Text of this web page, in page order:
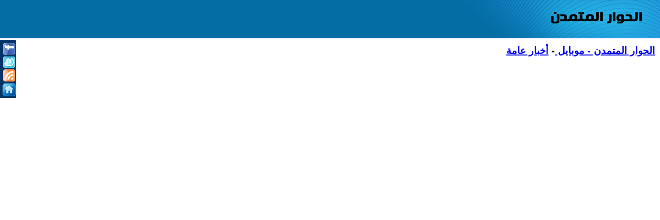
الحوار المتمدن - موبايل - أخبار عامة